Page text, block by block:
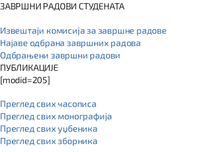
ЗАВРШНИ РАДОВИ СТУДЕНАТА
Извештаји комисија за завршне радове
Најаве одбрана завршних радова
Одбрањени завршни радови
ПУБЛИКАЦИЈЕ
[modid=205]
Преглед свих часописа
Преглед свих монографија
Преглед свих уџбеника
Преглед свих зборника